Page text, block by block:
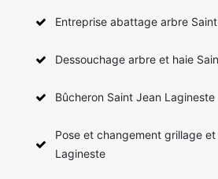
Entreprise abattage arbre
Dessouchage arbre et haie
Bûcheron Saint Jean Lagineste
Pose et changement grillage
Lagineste